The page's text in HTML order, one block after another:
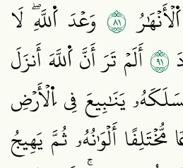
١٨ وَعۡدَ اَ۬للَّهِۖ لَا
١٩أَلَمۡ تَرَ أَنَّ اَ۬للَّهَ أَنزَلَ
يَنَٰبِيعَ فِي اِ۬لۡأَرۡضِ
أَلۡوَٰنُهُۥ ثُمَّ يَهِيجُ